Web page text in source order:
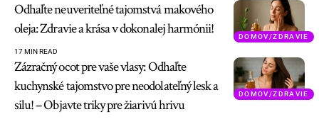
DOMOV/ZDRAVIE
Odhaľte neuveriteľné tajomstvá makového
oleja: Zdravie a krása v dokonalej harmónii!
17 MIN READ
DOMOV/ZDRAVIE
Zázračný ocot pre vaše vlasy: Odhaľte
kuchynské tajomstvo pre neodolateľný lesk a
silu! – Objavte triky pre žiarivú hrivu